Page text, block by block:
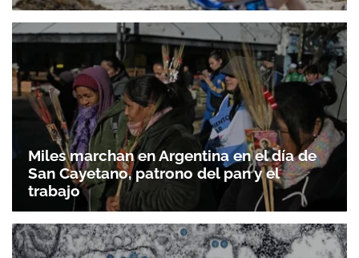
Miles marchan en Argentina en el día de
San Cayetano, patrono del pan y el
trabajo